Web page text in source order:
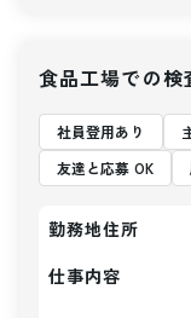
食品工場での検
社員登用あり
友達と応募 OK
勤務地住所
仕事内容